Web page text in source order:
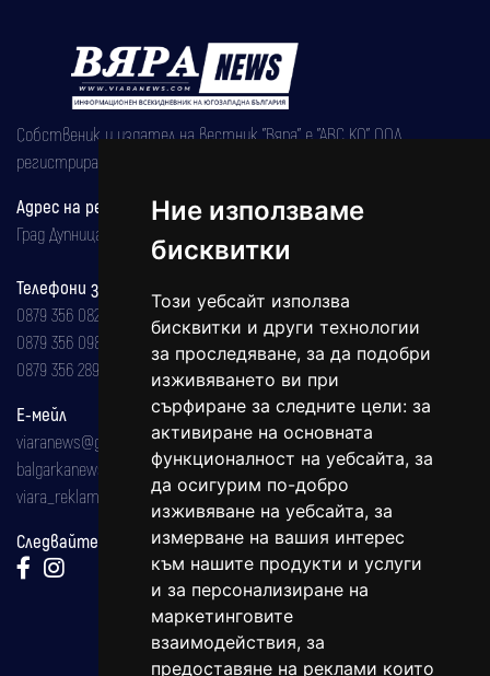
Ние използваме
бисквитки
Този уебсайт използва
бисквитки и други технологии
за проследяване, за да подобри
изживяването ви при
сърфиране за следните цели: за
активиране на основната
функционалност на уебсайта, за
да осигурим по-добро
изживяване на уебсайта, за
измерване на вашия интерес
към нашите продукти и услуги
и за персонализиране на
маркетинговите
взаимодействия, за
предоставяне на реклами които
Собственик и издател на вестник "Вяра" е "АВС КО" ООД,
регистрирана на 08.05.2002 година.
Адрес на редакцията
Град Дупница, ул.''Христо Ботев" 43
Телефони за реклама и абонаменти
0879 356 082
0879 356 098
0879 356 289
Е-мейл
viaranews@gmail.com
balgarkanews@gmail.com
viara_reklama@mail.bg
Следвайте ни: